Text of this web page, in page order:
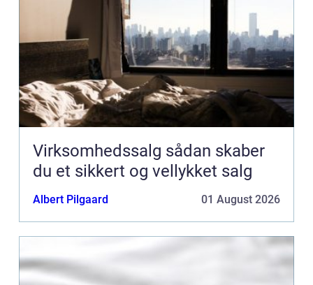
Virksomhedssalg sådan skaber
du et sikkert og vellykket salg
Albert Pilgaard 01 August 2026